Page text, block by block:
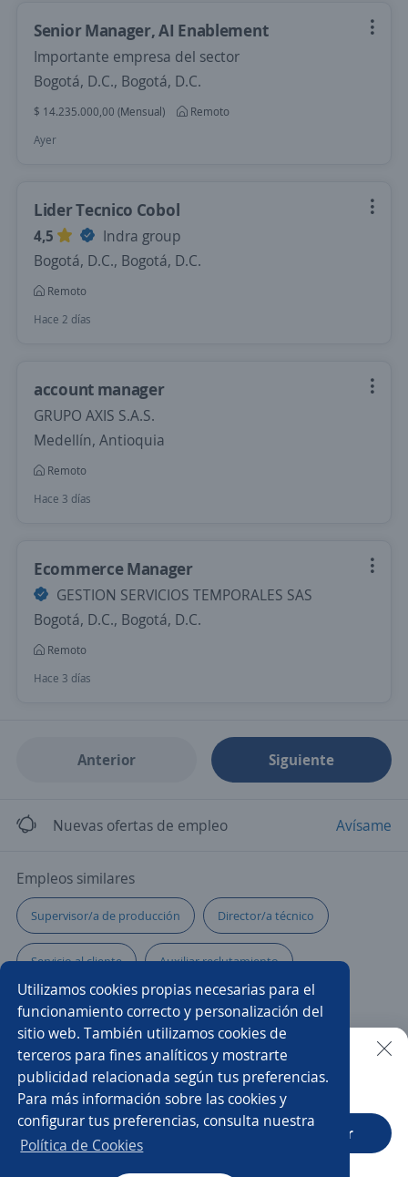
Utilizamos cookies propias necesarias para el
funcionamiento correcto y personalización del
sitio web. También utilizamos cookies de
terceros para fines analíticos y mostrarte
publicidad relacionada según tus preferencias.
Para más información sobre las cookies y
configurar tus preferencias, consulta nuestra
Política de Cookies
Senior Manager, AI Enablement
Importante empresa del sector
Bogotá, D.C., Bogotá, D.C.
$ 14.235.000,00 (Mensual)
Remoto
Ayer
Lider Tecnico Cobol
4,5
Indra group
Bogotá, D.C., Bogotá, D.C.
Remoto
Hace 2 días
account manager
GRUPO AXIS S.A.S.
Medellín, Antioquia
Remoto
Hace 3 días
Ecommerce Manager
GESTION SERVICIOS TEMPORALES SAS
Bogotá, D.C., Bogotá, D.C.
Remoto
Hace 3 días
Anterior Siguiente
Nuevas ofertas de empleo Avísame
Empleos similares
Supervisor/a de producción Director/a técnico
Servicio al cliente Auxiliar reclutamiento
Ejecutivo/a financiero Community manager
Gerente de distribución Jefe/a Jefe/a de seguridad
Producción Administrativo financiero
Auxiliar de cocina
Buscar es más fácil en la app
CT App Abrir